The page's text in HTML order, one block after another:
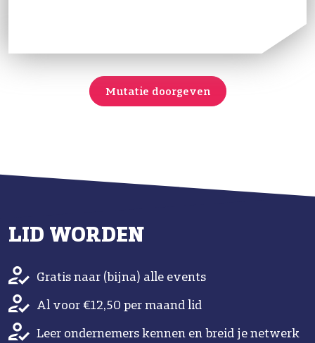
Mutatie doorgeven
LID WORDEN
Gratis naar (bijna) alle events
Al voor €12,50 per maand lid
Leer ondernemers kennen en breid je netwerk